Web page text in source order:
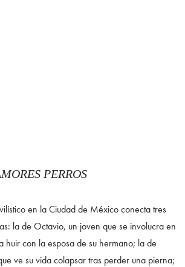
PERROS
en la Ciudad de México conecta tres
la de Octavio, un joven que se involucra en
huir con la esposa de su hermano; la de
ve su vida colapsar tras perder una pierna;